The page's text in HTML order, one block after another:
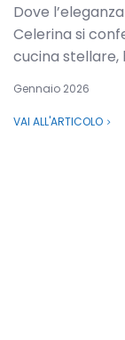
Dove
Celerina si
cucina stellare,
Gennaio 2026
VAI ALL'ARTICOLO